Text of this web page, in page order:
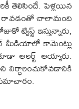
తెలిసిందే. పెళ్లయిన
రావడంతో చాలామంది
ట్విస్ట్ ఇస్తున్నారు,
మీడియాలో కామెంట్లు
అలర్ట్ అయ్యారు.
సమాచారం.